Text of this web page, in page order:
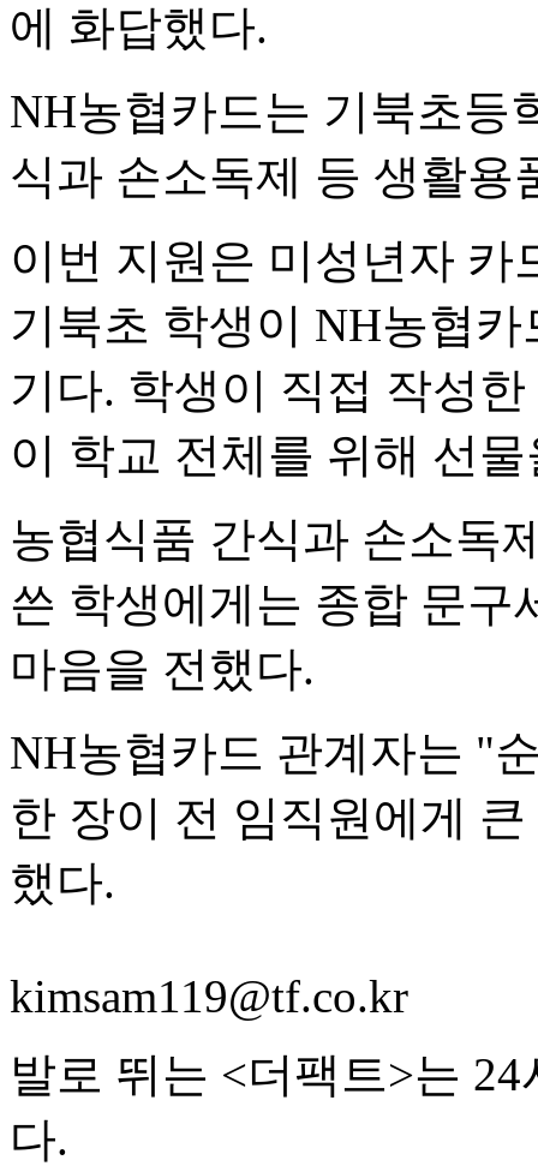
에 화답했다.
NH농협카드는 기북초등
식과 손소독제 등 생활용
이번 지원은 미성년자 카
기북초 학생이 NH농협
기다. 학생이 직접 작성
이 학교 전체를 위해 선
농협식품 간식과 손소독
쓴 학생에게는 종합 문구
마음을 전했다.
NH농협카드 관계자는 "
한 장이 전 임직원에게
했다.
kimsam119@tf.co.kr
발로 뛰는 <더팩트>는
다.